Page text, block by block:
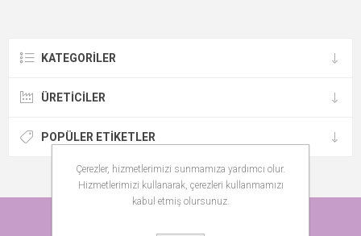
KATEGORILER
ÜRETICILER
POPÜLER ETIKETLER
Çerezler, hizmetlerimizi sunmamıza yardımcı olur.
Hizmetlerimizi kullanarak, çerezleri kullanmamızı
kabul etmiş olursunuz.